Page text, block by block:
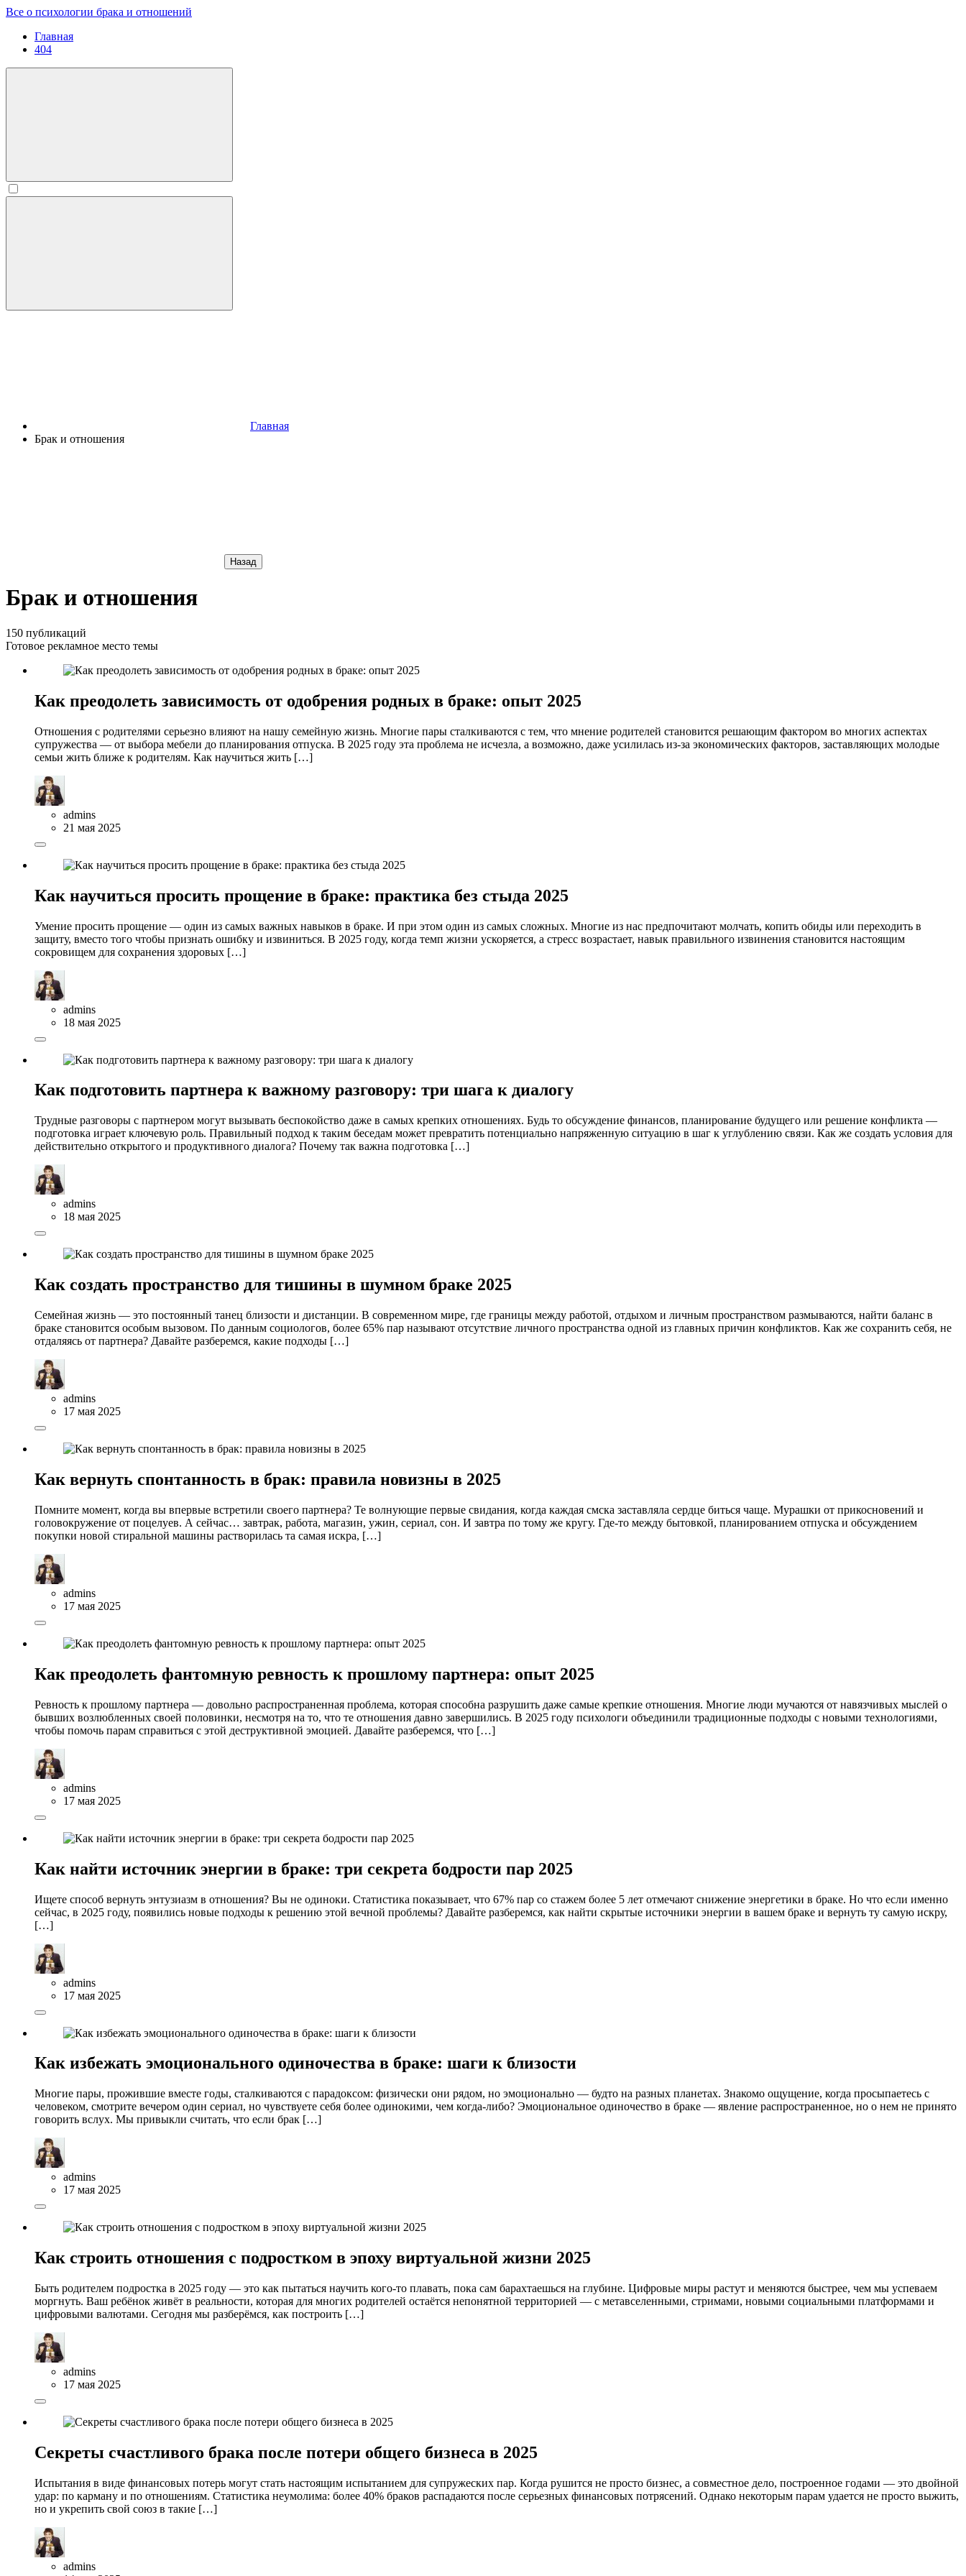
Все о психологии брака и отношений
Главная
404
Главная
Брак и отношения
Назад
Брак и отношения
150 публикаций
Готовое рекламное место темы
Как преодолеть зависимость от одобрения родных в браке: опыт 2025
Отношения с родителями серьезно влияют на нашу семейную жизнь. Многие пары сталкиваются с тем, что мнение родителей становится решающим фактором во многих аспектах
супружества — от выбора мебели до планирования отпуска. В 2025 году эта проблема не исчезла, а возможно, даже усилилась из-за экономических факторов, заставляющих молодые
семьи жить ближе к родителям. Как научиться жить […]
admins
21 мая 2025
Как научиться просить прощение в браке: практика без стыда 2025
Умение просить прощение — один из самых важных навыков в браке. И при этом один из самых сложных. Многие из нас предпочитают молчать, копить обиды или переходить в
защиту, вместо того чтобы признать ошибку и извиниться. В 2025 году, когда темп жизни ускоряется, а стресс возрастает, навык правильного извинения становится настоящим
сокровищем для сохранения здоровых […]
admins
18 мая 2025
Как подготовить партнера к важному разговору: три шага к диалогу
Трудные разговоры с партнером могут вызывать беспокойство даже в самых крепких отношениях. Будь то обсуждение финансов, планирование будущего или решение конфликта —
подготовка играет ключевую роль. Правильный подход к таким беседам может превратить потенциально напряженную ситуацию в шаг к углублению связи. Как же создать условия для
действительно открытого и продуктивного диалога? Почему так важна подготовка […]
admins
18 мая 2025
Как создать пространство для тишины в шумном браке 2025
Семейная жизнь — это постоянный танец близости и дистанции. В современном мире, где границы между работой, отдыхом и личным пространством размываются, найти баланс в
браке становится особым вызовом. По данным социологов, более 65% пар называют отсутствие личного пространства одной из главных причин конфликтов. Как же сохранить себя, не
отдаляясь от партнера? Давайте разберемся, какие подходы […]
admins
17 мая 2025
Как вернуть спонтанность в брак: правила новизны в 2025
Помните момент, когда вы впервые встретили своего партнера? Те волнующие первые свидания, когда каждая смска заставляла сердце биться чаще. Мурашки от прикосновений и
головокружение от поцелуев. А сейчас… завтрак, работа, магазин, ужин, сериал, сон. И завтра по тому же кругу. Где-то между бытовкой, планированием отпуска и обсуждением
покупки новой стиральной машины растворилась та самая искра, […]
admins
17 мая 2025
Как преодолеть фантомную ревность к прошлому партнера: опыт 2025
Ревность к прошлому партнера — довольно распространенная проблема, которая способна разрушить даже самые крепкие отношения. Многие люди мучаются от навязчивых мыслей о
бывших возлюбленных своей половинки, несмотря на то, что те отношения давно завершились. В 2025 году психологи объединили традиционные подходы с новыми технологиями,
чтобы помочь парам справиться с этой деструктивной эмоцией. Давайте разберемся, что […]
admins
17 мая 2025
Как найти источник энергии в браке: три секрета бодрости пар 2025
Ищете способ вернуть энтузиазм в отношения? Вы не одиноки. Статистика показывает, что 67% пар со стажем более 5 лет отмечают снижение энергетики в браке. Но что если именно
сейчас, в 2025 году, появились новые подходы к решению этой вечной проблемы? Давайте разберемся, как найти скрытые источники энергии в вашем браке и вернуть ту самую искру,
[…]
admins
17 мая 2025
Как избежать эмоционального одиночества в браке: шаги к близости
Многие пары, прожившие вместе годы, сталкиваются с парадоксом: физически они рядом, но эмоционально — будто на разных планетах. Знакомо ощущение, когда просыпаетесь с
человеком, смотрите вечером один сериал, но чувствуете себя более одинокими, чем когда-либо? Эмоциональное одиночество в браке — явление распространенное, но о нем не принято
говорить вслух. Мы привыкли считать, что если брак […]
admins
17 мая 2025
Как строить отношения с подростком в эпоху виртуальной жизни 2025
Быть родителем подростка в 2025 году — это как пытаться научить кого-то плавать, пока сам барахтаешься на глубине. Цифровые миры растут и меняются быстрее, чем мы успеваем
моргнуть. Ваш ребёнок живёт в реальности, которая для многих родителей остаётся непонятной территорией — с метавселенными, стримами, новыми социальными платформами и
цифровыми валютами. Сегодня мы разберёмся, как построить […]
admins
17 мая 2025
Секреты счастливого брака после потери общего бизнеса в 2025
Испытания в виде финансовых потерь могут стать настоящим испытанием для супружеских пар. Когда рушится не просто бизнес, а совместное дело, построенное годами — это двойной
удар: по карману и по отношениям. Статистика неумолима: более 40% браков распадаются после серьезных финансовых потрясений. Однако некоторым парам удается не просто выжить,
но и укрепить свой союз в такие […]
admins